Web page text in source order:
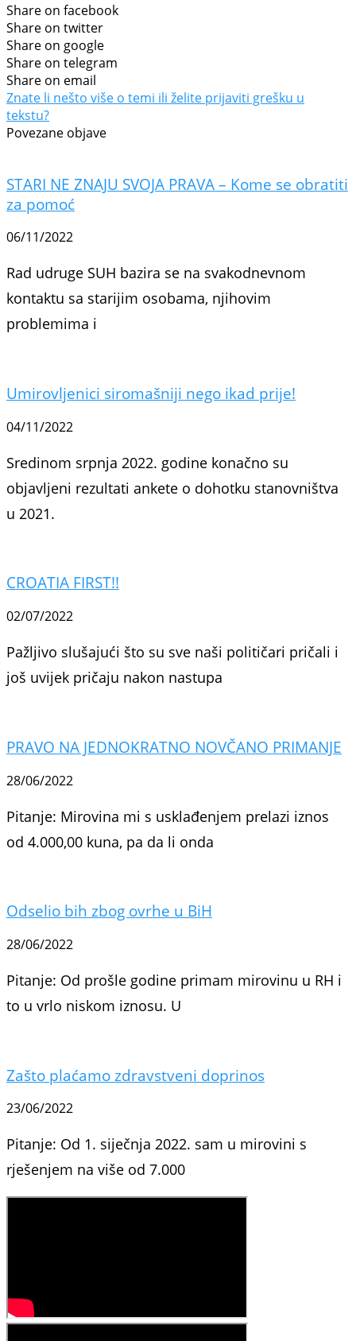
Share on facebook
Share on twitter
Share on google
Share on telegram
Share on email
Znate li nešto više o temi ili želite prijaviti grešku u
tekstu?
Povezane objave
STARI NE ZNAJU SVOJA PRAVA – Kome se obratiti
za pomoć
06/11/2022
Rad udruge SUH bazira se na svakodnevnom
kontaktu sa starijim osobama, njihovim
problemima i
Umirovljenici siromašniji nego ikad prije!
04/11/2022
Sredinom srpnja 2022. godine konačno su
objavljeni rezultati ankete o dohotku stanovništva
u 2021.
CROATIA FIRST!!
02/07/2022
Pažljivo slušajući što su sve naši političari pričali i
još uvijek pričaju nakon nastupa
PRAVO NA JEDNOKRATNO NOVČANO PRIMANJE
28/06/2022
Pitanje: Mirovina mi s usklađenjem prelazi iznos
od 4.000,00 kuna, pa da li onda
Odselio bih zbog ovrhe u BiH
28/06/2022
Pitanje: Od prošle godine primam mirovinu u RH i
to u vrlo niskom iznosu. U
Zašto plaćamo zdravstveni doprinos
23/06/2022
Pitanje: Od 1. siječnja 2022. sam u mirovini s
rješenjem na više od 7.000